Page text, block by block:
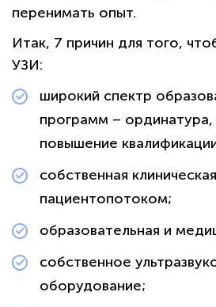
перенимать опыт.
Итак, 7 причин для того,
УЗИ:
широкий спектр
программ –
повышение
собственная
пациентопотоком;
образовательная и
собственное
оборудование;